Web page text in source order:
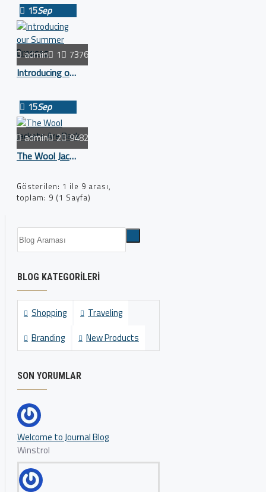
15Sep
admin 1 7376
Introducing our Summer Dresses
15Sep
admin 2 9482
The Wool Jackets Are Back
Gösterilen: 1 ile 9 arası,
toplam: 9 (1 Sayfa)
BLOG KATEGORILERI
Shopping
Traveling
Branding
New Products
SON YORUMLAR
Welcome to Journal Blog
Winstrol